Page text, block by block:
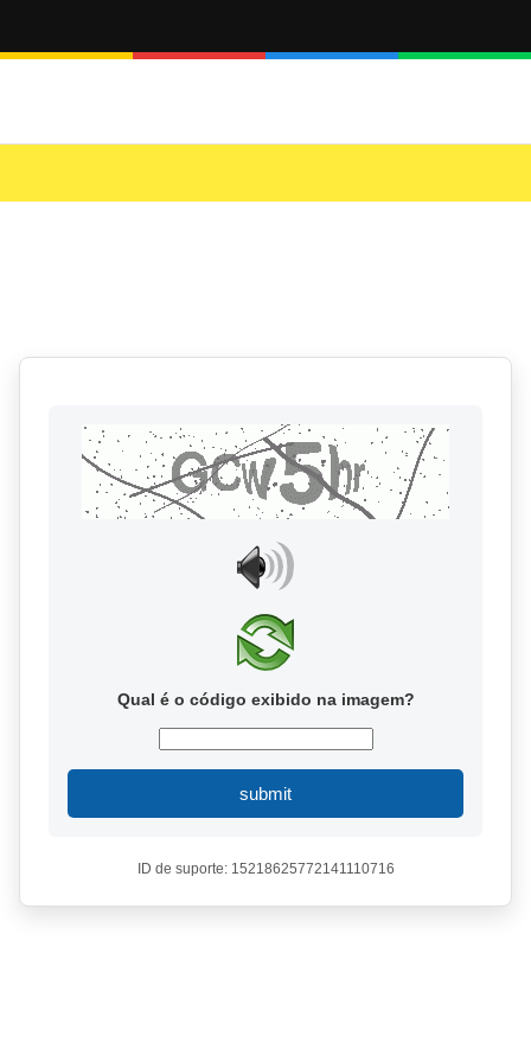
Qual é o código exibido na imagem?
submit
ID de suporte: 15218625772141110716